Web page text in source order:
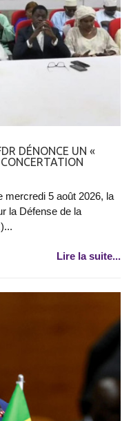
DÉNONCE UN «
mercredi 5 août 2026, la
la Défense de la
Lire la suite...